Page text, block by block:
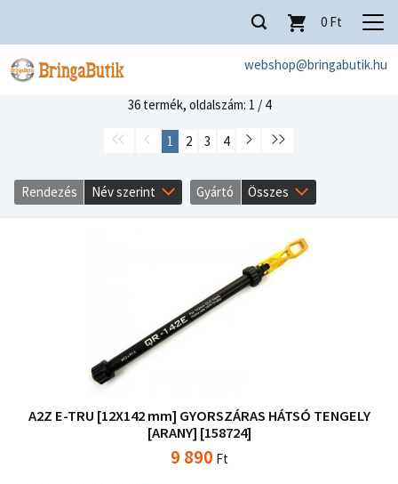
webshop@bringabutik.hu
0 Ft
36 termék, oldalszám: 1 / 4
1 2 3 4
Rendezés Név szerint Gyártó Összes
A2Z E-TRU [12X142 mm] GYORSZÁRAS HÁTSÓ TENGELY
[ARANY] [158724]
9 890 Ft